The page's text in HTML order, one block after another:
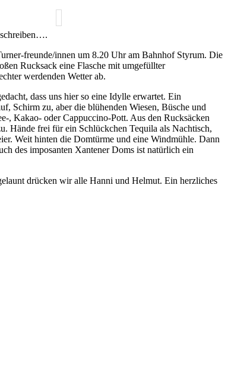
schreiben….
freunde/innen um 8.20 Uhr am Bahnhof Styrum. Die
Rucksack eine Flasche mit umgefüllter
werdenden Wetter ab.
dass uns hier so eine Idylle erwartet. Ein
Schirm zu, aber die blühenden Wiesen, Büsche und
, Kakao- oder Cappuccino-Pott. Aus den Rucksäcken
Hände frei für ein Schlückchen Tequila als Nachtisch,
Weit hinten die Domtürme und eine Windmühle. Dann
des imposanten Xantener Doms ist natürlich ein
drücken wir alle Hanni und Helmut. Ein herzliches